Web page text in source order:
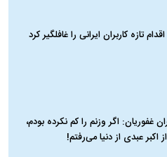
تازه کاربران ایرانی را غافلگیر کرد
غفوریان: اگر وزنم را کم نکرده بودم،
اکبر عبدی از دنیا می‌رفتم!